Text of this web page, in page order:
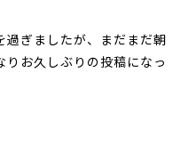
ぎましたが、まだまだ朝
お久しぶりの投稿になっ